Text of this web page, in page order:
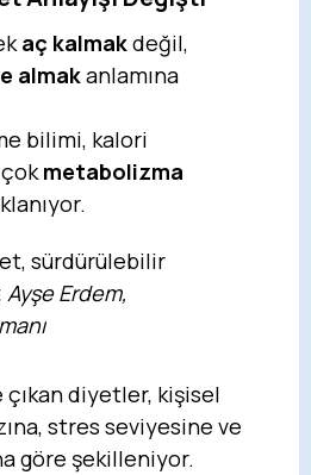
aç kalmakdeğil,
almakanlamına
bilimi, kalori
çokmetabolizma
sürdürülebilir
Ayşe Erdem,
çıkan diyetler, kişisel
stres seviyesine ve
göre şekilleniyor.